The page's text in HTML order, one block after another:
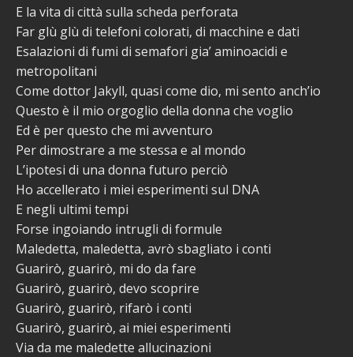
E la vita di città sulla scheda perforata
Far glù glù di telefoni colorati, di macchine e dati
Esalazioni di fumi di semafori gia’ aminoacidi e
metropolitani
Come dottor Jakyll, quasi come dio, mi sento anch’io
Questo è il mio orgoglio della donna che voglio
Ed è per questo che mi avventuro
Per dimostrare a me stessa e al mondo
L’ipotesi di una donna futuro perciò
Ho accellerato i miei esperimenti sul DNA
E negli ultimi tempi
Forse ingoiando intrugli di formule
Maledetta, maledetta, avrò sbagliato i conti
Guarirò, guarirò, mi do da fare
Guarirò, guarirò, devo scoprire
Guarirò, guarirò, rifarò i conti
Guarirò, guarirò, ai miei esperimenti
Via da me maledette allucinazioni